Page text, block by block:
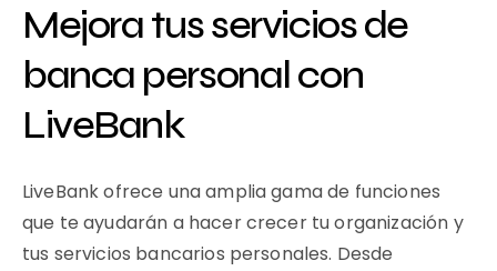
Mejora tus servicios de
banca personal con
LiveBank
LiveBank ofrece una amplia gama de funciones
que te ayudarán a hacer crecer tu organización y
tus servicios bancarios personales. Desde